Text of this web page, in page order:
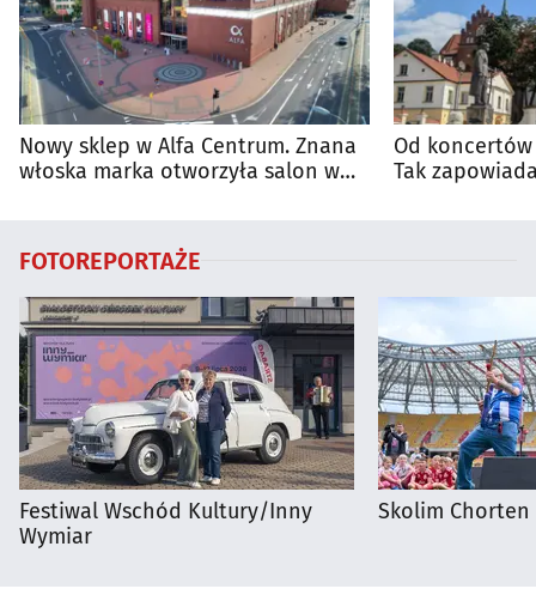
Nowy sklep w Alfa Centrum. Znana
włoska marka otworzyła salon w
Od
Tak
FOTOREPORTAŻE
Festiwal Wschód Kultury/Inny
Wymiar
Skolim Chorten